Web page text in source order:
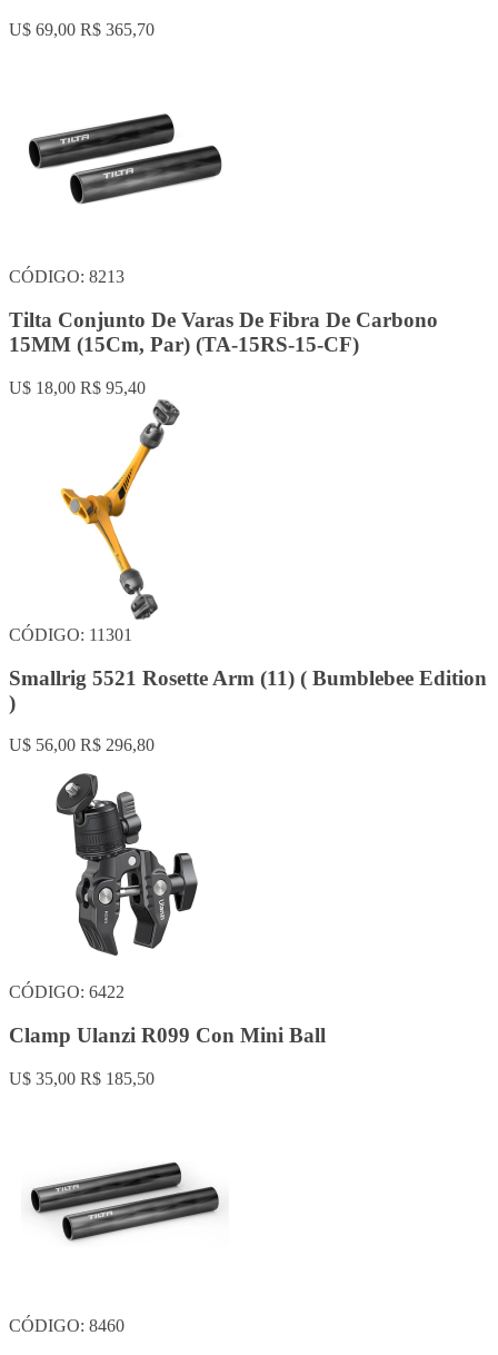
U$ 69,00 R$ 365,70
CÓDIGO: 8213
Tilta Conjunto De Varas De Fibra De Carbono
15MM (15Cm, Par) (TA-15RS-15-CF)
U$ 18,00 R$ 95,40
CÓDIGO: 11301
Smallrig 5521 Rosette Arm (11) ( Bumblebee Edition
)
U$ 56,00 R$ 296,80
CÓDIGO: 6422
Clamp Ulanzi R099 Con Mini Ball
U$ 35,00 R$ 185,50
CÓDIGO: 8460